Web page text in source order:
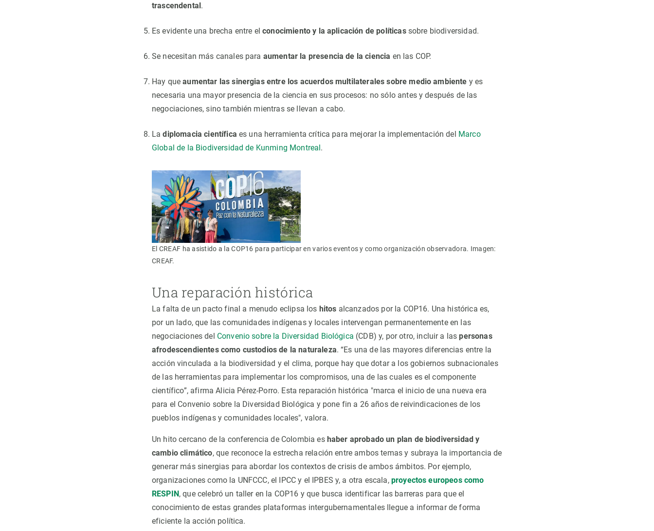
trascendental.
Es evidente una brecha entre elconocimiento y la aplicación de políticassobre biodiversidad.
Se necesitan más canales para aumentar la presencia de la ciencia en las COP.
Hay queaumentar las sinergias entre los acuerdos multilaterales sobre medio ambiente y es
necesaria una mayor presencia de la ciencia en sus procesos: no sólo antes y después de las
negociaciones, sino también mientras se llevan a cabo.
Ladiplomacia científica es una herramienta crítica para mejorar la implementación del Marco
Global de la Biodiversidad de Kunming Montreal.
El CREAF ha asistido a la COP16 para participar en varios eventos y como organización observadora. Imagen:
CREAF.
Una reparación histórica
La falta de un pacto final a menudo eclipsa los hitos alcanzados por la COP16. Una histórica es,
por un lado, que las comunidades indígenas y locales intervengan permanentemente en las
negociaciones del Convenio sobre la Diversidad Biológica (CDB) y, por otro, incluir a laspersonas
afrodescendientes como custodios de la naturaleza. “Es una de las mayores diferencias entre la
acción vinculada a la biodiversidad y el clima, porque hay que dotar a los gobiernos subnacionales
de las herramientas para implementar los compromisos, una de las cuales es el componente
científico”, afirma Alicia Pérez-Porro. Esta reparación histórica "marca el inicio de una nueva era
para el Convenio sobre la Diversidad Biológica y pone fin a 26 años de reivindicaciones de los
pueblos indígenas y comunidades locales", valora.
Un hito cercano de la conferencia de Colombia es haber aprobado un plan de biodiversidad y
cambio climático, que reconoce la estrecha relación entre ambos temas y subraya la importancia de
generar más sinergias para abordar los contextos de crisis de ambos ámbitos. Por ejemplo,
organizaciones como la UNFCCC, el IPCC y el IPBES y, a otra escala, proyectos europeos como
RESPIN, que celebró un taller en la COP16 y que busca identificar las barreras para que el
conocimiento de estas grandes plataformas intergubernamentales llegue a informar de forma
eficiente la acción política.